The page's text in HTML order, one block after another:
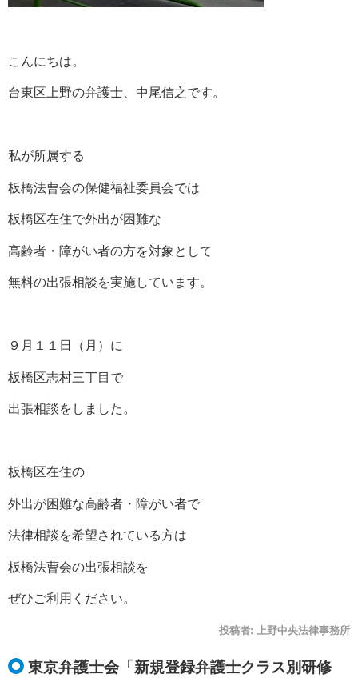
こんにちは。
台東区上野の弁護士、中尾信之です。
私が所属する
板橋法曹会の保健福祉委員会では
板橋区在住で外出が困難な
高齢者・障がい者の方を対象として
無料の出張相談を実施しています。
９月１１日（月）に
板橋区志村三丁目で
出張相談をしました。
板橋区在住の
外出が困難な高齢者・障がい者で
法律相談を希望されている方は
板橋法曹会の出張相談を
ぜひご利用ください。
投稿者: 上野中央法律事務所
東京弁護士会「新規登録弁護士クラス別研修